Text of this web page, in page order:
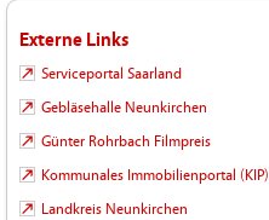
Externe Links
Serviceportal Saarland
Gebläsehalle Neunkirchen
Günter Rohrbach Filmpreis
Kommunales Immobilienportal (KIP)
Landkreis Neunkirchen